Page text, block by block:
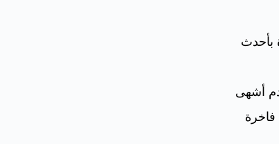
بأحدث
أشهى
فاخرة